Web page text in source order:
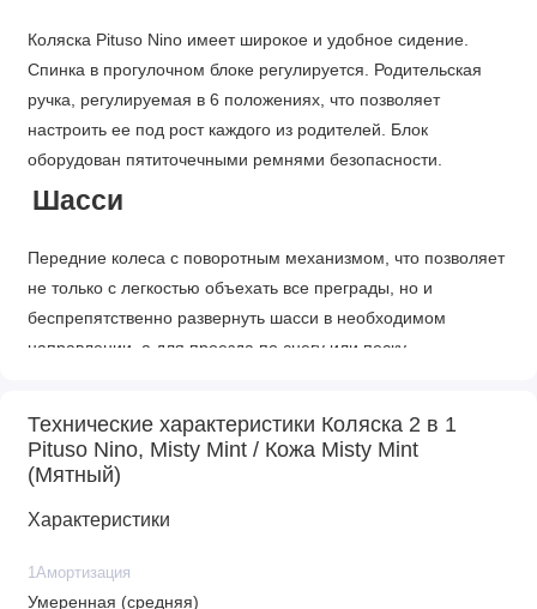
Коляска Pituso Nino имеет широкое и удобное сидение.
Спинка в прогулочном блоке регулируется. Родительская
ручка, регулируемая в 6 положениях, что позволяет
настроить ее под рост каждого из родителей. Блок
оборудован пятиточечными ремнями безопасности.
Шасси
Передние колеса с поворотным механизмом, что позволяет
не только с легкостью объехать все преграды, но и
беспрепятственно развернуть шасси в необходимом
направлении, а для проезда по снегу или песку
Универсальная ширина колесной базы 59 см, что позволяет
беспрепятственно пользоваться даже старыми лифтами и
позволяет осуществлять прогулки даже по проселочным
легкостью справиться с переездом бордюр и без особых
Технические характеристики Коляска 2 в 1
Pituso Nino, Misty Mint / Кожа Misty Mint
(Мятный)
Характеристики
1Амортизация
Умеренная (средняя)